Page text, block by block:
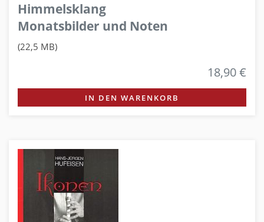
Himmelsklang
Monatsbilder und Noten
(22,5 MB)
18,90 €
IN DEN WARENKORB